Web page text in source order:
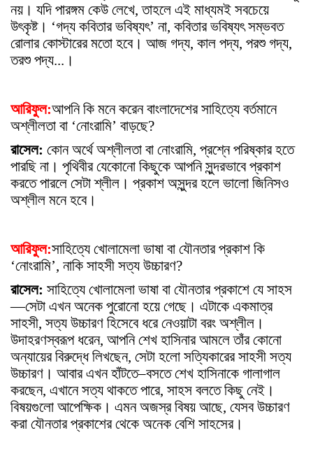
নয়। যদি পারঙ্গম কেউ লেখে, তাহলে এই মাধ্যমই সবচেয়ে
উৎকৃষ্ট। ‘গদ্য কবিতার ভবিষ্যৎ’ না, কবিতার ভবিষ্যৎসম্ভবত
রোলার কোস্টারের মতো হবে। আজ গদ্য, কাল পদ্য, পরশু গদ্য,
তরশু পদ্য...।
আরিফুল:আপনি কি মনে করেন বাংলাদেশের সাহিত্যে বর্তমানে
অশ্লীলতা বা ‘নোংরামি’ বাড়ছে?
রাসেল: কোন অর্থে অশ্লীলতা বা নোংরামি, প্রশ্নে পরিষ্কার হতে
পারছি না। পৃথিবীর যেকোনো কিছুকে আপনি সুন্দরভাবে প্রকাশ
করতে পারলে সেটা শ্লীল। প্রকাশ অসুন্দর হলে ভালো জিনিসও
অশ্লীল মনে হবে।
আরিফুল:সাহিত্যে খোলামেলা ভাষা বা যৌনতার প্রকাশ কি
‘নোংরামি’, নাকি সাহসী সত্য উচ্চারণ?
রাসেল: সাহিত্যে খোলামেলা ভাষা বা যৌনতার প্রকাশে যে সাহস
—সেটা এখন অনেক পুরোনো হয়ে গেছে। এটাকে একমাত্র
সাহসী, সত্য উচ্চারণ হিসেবে ধরে নেওয়াটা বরং অশ্লীল।
উদাহরণস্বরূপ ধরেন, আপনি শেখ হাসিনার আমলে তাঁর কোনো
অন্যায়ের বিরুদ্ধে লিখছেন, সেটা হলো সত্যিকারের সাহসী সত্য
উচ্চারণ। আবার এখন হাঁটতে–বসতে শেখ হাসিনাকে গালাগাল
করছেন, এখানে সত্য থাকতে পারে, সাহস বলতে কিছু নেই।
বিষয়গুলো আপেক্ষিক। এমন অজস্র বিষয় আছে, যেসব উচ্চারণ
করা যৌনতার প্রকাশের থেকে অনেক বেশি সাহসের।